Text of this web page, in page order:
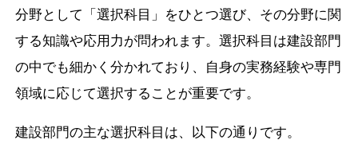
分野として「選択科目」をひとつ選び、その分野に関
する知識や応用力が問われます。選択科目は建設部門
の中でも細かく分かれており、自身の実務経験や専門
領域に応じて選択することが重要です。
建設部門の主な選択科目は、以下の通りです。